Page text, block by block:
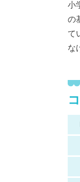
小
の
て
な